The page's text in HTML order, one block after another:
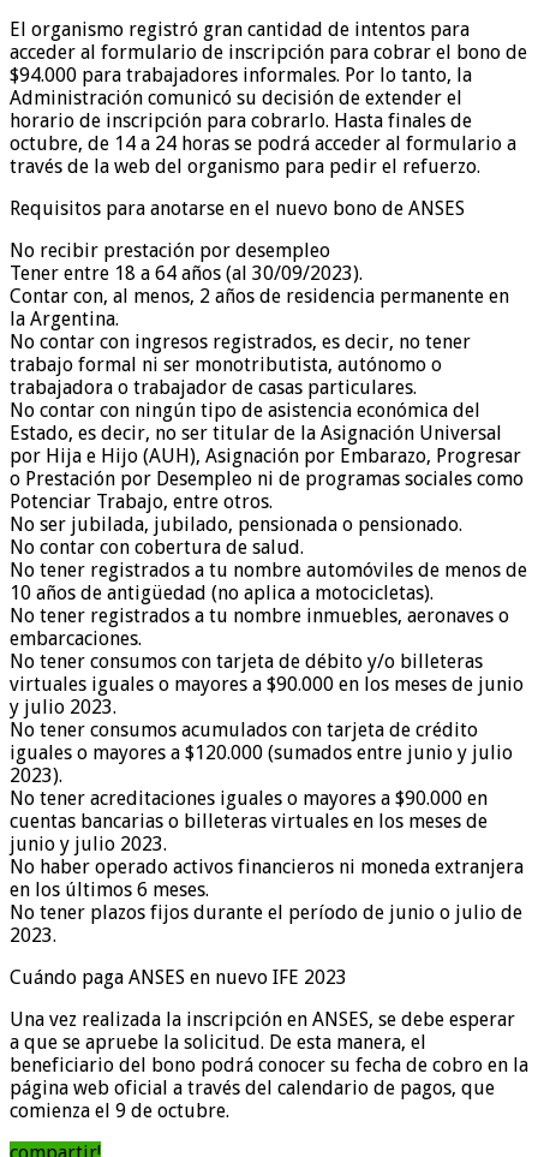
El organismo registró gran cantidad de intentos para
acceder al formulario de inscripción para cobrar el bono de
$94.000 para trabajadores informales. Por lo tanto, la
Administración comunicó su decisión de extender el
horario de inscripción para cobrarlo. Hasta finales de
octubre, de 14 a 24 horas se podrá acceder al formulario a
través de la web del organismo para pedir el refuerzo.
Requisitos para anotarse en el nuevo bono de ANSES
No recibir prestación por desempleo
Tener entre 18 a 64 años (al 30/09/2023).
Contar con, al menos, 2 años de residencia permanente en
la Argentina.
No contar con ingresos registrados, es decir, no tener
trabajo formal ni ser monotributista, autónomo o
trabajadora o trabajador de casas particulares.
No contar con ningún tipo de asistencia económica del
Estado, es decir, no ser titular de la Asignación Universal
por Hija e Hijo (AUH), Asignación por Embarazo, Progresar
o Prestación por Desempleo ni de programas sociales como
Potenciar Trabajo, entre otros.
No ser jubilada, jubilado, pensionada o pensionado.
No contar con cobertura de salud.
No tener registrados a tu nombre automóviles de menos de
10 años de antigüedad (no aplica a motocicletas).
No tener registrados a tu nombre inmuebles, aeronaves o
embarcaciones.
No tener consumos con tarjeta de débito y/o billeteras
virtuales iguales o mayores a $90.000 en los meses de junio
y julio 2023.
No tener consumos acumulados con tarjeta de crédito
iguales o mayores a $120.000 (sumados entre junio y julio
2023).
No tener acreditaciones iguales o mayores a $90.000 en
cuentas bancarias o billeteras virtuales en los meses de
junio y julio 2023.
No haber operado activos financieros ni moneda extranjera
en los últimos 6 meses.
No tener plazos fijos durante el período de junio o julio de
2023.
Cuándo paga ANSES en nuevo IFE 2023
Una vez realizada la inscripción en ANSES, se debe esperar
a que se apruebe la solicitud. De esta manera, el
beneficiario del bono podrá conocer su fecha de cobro en la
página web oficial a través del calendario de pagos, que
comienza el 9 de octubre.
compartir!